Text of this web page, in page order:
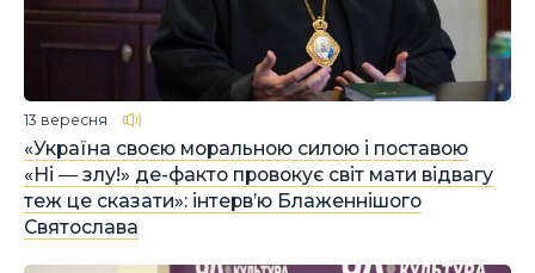
«Україна своєю моральною силою і поставою
«Ні ― злу!» де-факто провокує світ мати відвагу
теж це сказати»: інтерв’ю Блаженнішого
Святослава
13 вересня